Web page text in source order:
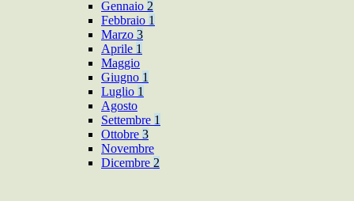
Gennaio 2
Febbraio 1
Marzo 3
Aprile 1
Maggio
Giugno 1
Luglio 1
Agosto
Settembre 1
Ottobre 3
Novembre
Dicembre 2